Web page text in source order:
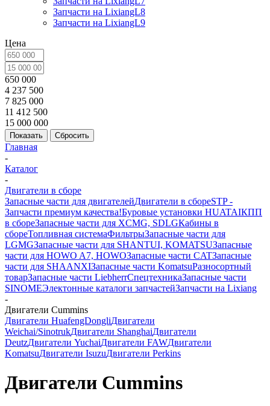
Запчасти на LixiangL8
Запчасти на LixiangL9
Цена
650 000
4 237 500
7 825 000
11 412 500
15 000 000
Сбросить
Главная
-
Каталог
-
Двигатели в сборе
Запасные части для двигателейДвигатели в сбореSTP -
Запчасти премиум качества!Буровые установки HUATAIКПП
в сбореЗапасные части для XCMG, SDLGКабины в
сбореТопливная системаФильтрыЗапасные части для
LGMGЗапасные части для SHANTUI, KOMATSUЗапасные
части для HOWO A7, HOWOЗапасные части CATЗапасные
части для SHAANXIЗапасные части KomatsuРазносортный
товарЗапасные части LiebherrСпецтехникаЗапасные части
SINOMEЭлектонные каталоги запчастейЗапчасти на Lixiang
-
Двигатели Cummins
Двигатели HuafengDongliДвигатели
Weichai/SinotrukДвигатели ShanghaiДвигатели
DeutzДвигатели YuchaiДвигатели FAWДвигатели
KomatsuДвигатели IsuzuДвигатели Perkins
Двигатели Cummins